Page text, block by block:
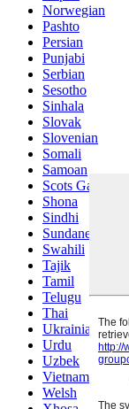
Norwegian
Pashto
Persian
Punjabi
Serbian
Sesotho
Sinhala
Slovak
Slovenian
Somali
Samoan
Scots Gaelic
Shona
Sindhi
Sundanese
Swahili
Tajik
Tamil
Telugu
Thai
Ukrainian
Urdu
Uzbek
Vietnamese
Welsh